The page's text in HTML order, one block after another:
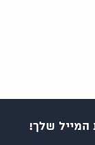
המייל שלך!